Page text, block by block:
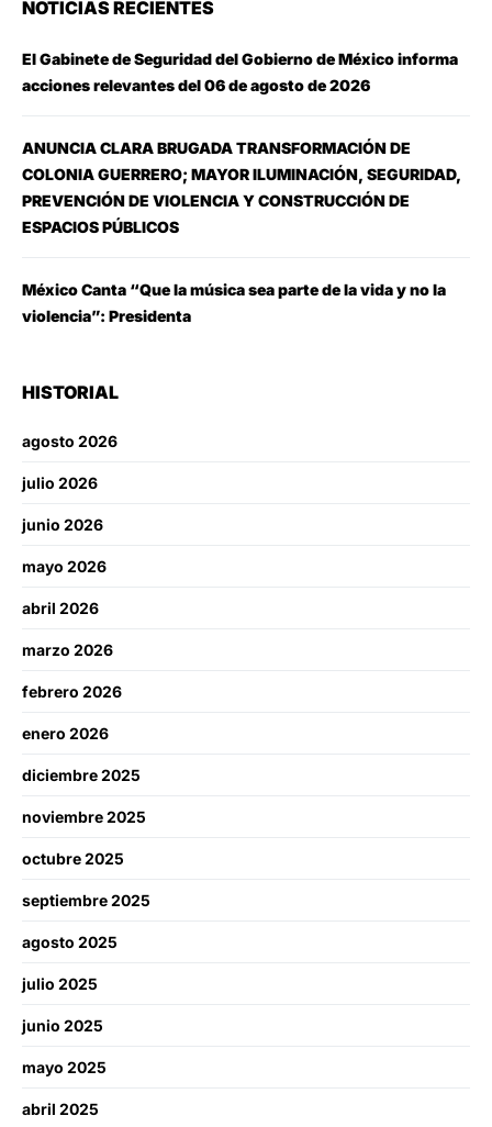
NOTICIAS RECIENTES
El Gabinete de Seguridad del Gobierno de México informa
acciones relevantes del 06 de agosto de 2026
ANUNCIA CLARA BRUGADA TRANSFORMACIÓN DE
COLONIA GUERRERO; MAYOR ILUMINACIÓN, SEGURIDAD,
PREVENCIÓN DE VIOLENCIA Y CONSTRUCCIÓN DE
ESPACIOS PÚBLICOS
México Canta “Que la música sea parte de la vida y no la
violencia”: Presidenta
HISTORIAL
agosto 2026
julio 2026
junio 2026
mayo 2026
abril 2026
marzo 2026
febrero 2026
enero 2026
diciembre 2025
noviembre 2025
octubre 2025
septiembre 2025
agosto 2025
julio 2025
junio 2025
mayo 2025
abril 2025